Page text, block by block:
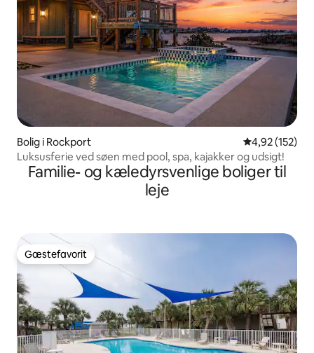
Bolig i Rockport 4,92 ud af 5 i
4,92 (152)
Luksusferie ved søen med pool, spa, kajakker og udsigt!
Familie- og kæledyrsvenlige boliger til
leje
Gæstefavorit
Gæstefavorit